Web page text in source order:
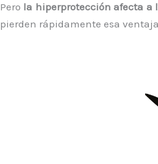
Pero la hiperprotección afecta a
pierden rápidamente esa